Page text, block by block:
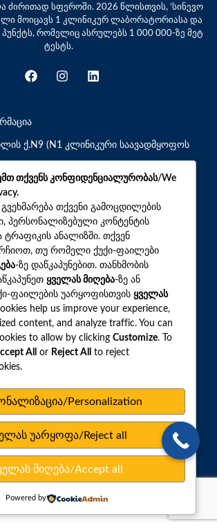
ძირითად სფეროში. 2026 წლისთვის, ‘სინევო
მოიცავს 1 კლინიკურ ლაბორატორიასა და
პუნქტს, რომელიც ასრულებს 1 000 000-ზე მეტ
ტესტს.
ქ.N9 (N1 კლინიკური საავადმყოფოს
111
© სინევო. ყველა უფლება დაცულია
ყველა ანალიზი
აქციები და პროფილები
ტესტების ჩასაბარებლად
ცენტრები
სარედაქციო პოლიტიკა
ვებსაიტის რუკა
მონაცემთა დაცვა
თქვენს კონფიდენციალურობას/We
თქვენი გამოცდილების
პერსონალიზებული კონტენტის
ტრაფიკის ანალიზში. თქვენ
თუ რომელი ქუქი-ფაილები
-ზე დაწკაპუნებით. თანხმობის
ყველას მიღება-ზე ან
ფაილების უარყოფისთვის ყველას
help us improve your experience,
content, and analyze traffic. You can
to allow by clicking Customize. To
All or Reject All
to reject
Personalization
უარყოფა/Reject all
მიღება/Accept all
Powered by